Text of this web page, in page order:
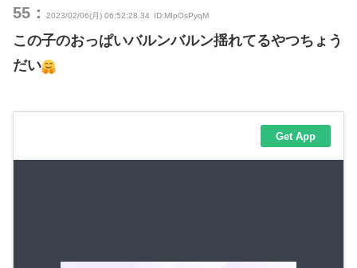
55： 2023/02/06(月) 06:52:28.34 ID:MIpOsPyqM
この子のおっぱいバルンバルン揺れてるやつちょう
だい